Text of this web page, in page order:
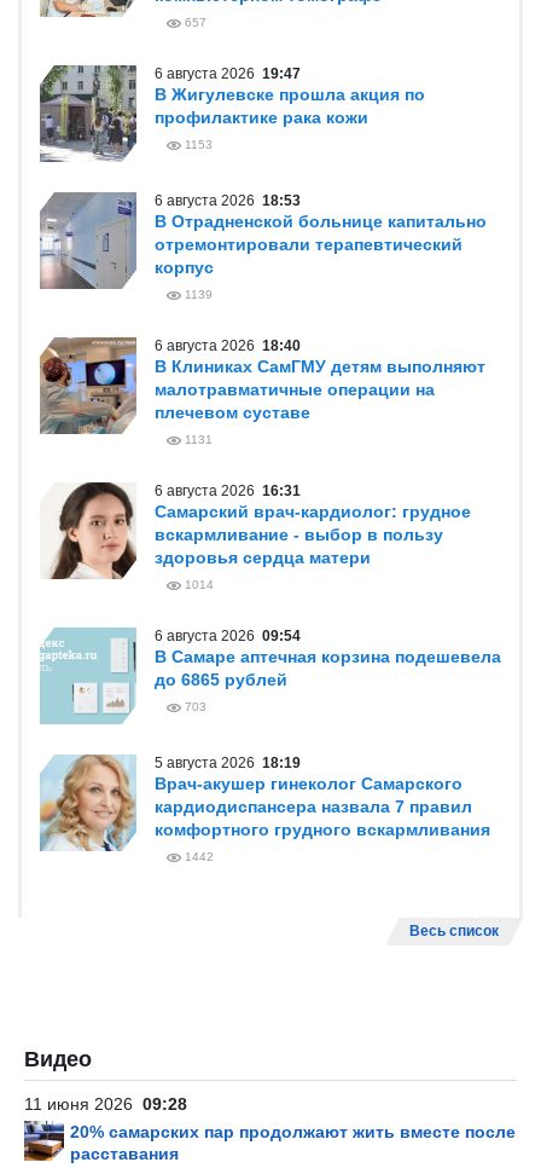
657
6 августа 2026 19:47
В Жигулевске прошла акция по
профилактике рака кожи
1153
6 августа 2026 18:53
В Отрадненской больнице капитально
отремонтировали терапевтический
корпус
1139
6 августа 2026 18:40
В Клиниках СамГМУ детям выполняют
малотравматичные операции на
плечевом суставе
1131
6 августа 2026 16:31
Самарский врач-кардиолог: грудное
вскармливание - выбор в пользу
здоровья сердца матери
1014
6 августа 2026 09:54
В Самаре аптечная корзина подешевела
до 6865 рублей
703
5 августа 2026 18:19
Врач-акушер гинеколог Самарского
кардиодиспансера назвала 7 правил
комфортного грудного вскармливания
1442
Весь список
Видео
11 июня 2026 09:28
20% самарских пар продолжают жить вместе после
расставания